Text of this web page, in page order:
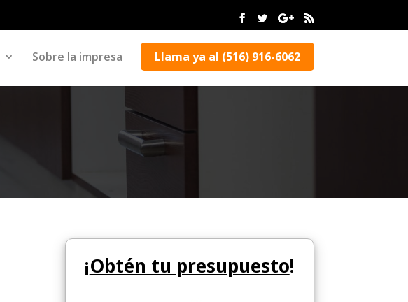
Sobre la impresa Llama ya al (516) 916-6062
¡Obtén tu presupuesto!